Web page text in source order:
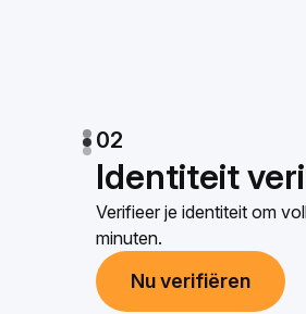
02
Identiteit
Verifieer je identiteit om
minuten.
Nu verifiëren